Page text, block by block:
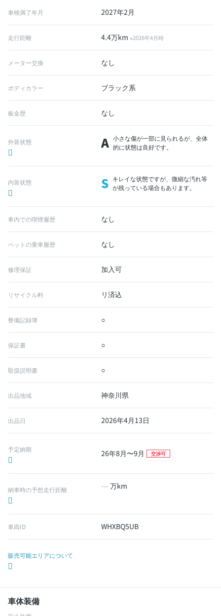
車検満了年月 2027年2月
走行距離 4.4万km※2026年4月時
メーター交換 なし
ボディカラー ブラック系
板金歴 なし
外装状態 A 小さな傷が一部に見られるが、全体
的に状態は良好です。
内装状態 S キレイな状態ですが、微細な汚れ等
が残っている場合もあります。
車内での喫煙履歴 なし
ペットの乗車履歴 なし
修理保証 加入可
リサイクル料 リ済込
整備記録簿 ○
保証書 ○
取扱説明書 ○
出品地域 神奈川県
出品日 2026年4月13日
予定納期 26年8月〜9月 交渉可
納車時の予想走行距離 --- 万km
車両ID WHXBQ5UB
販売可能エリアについて
車体装備